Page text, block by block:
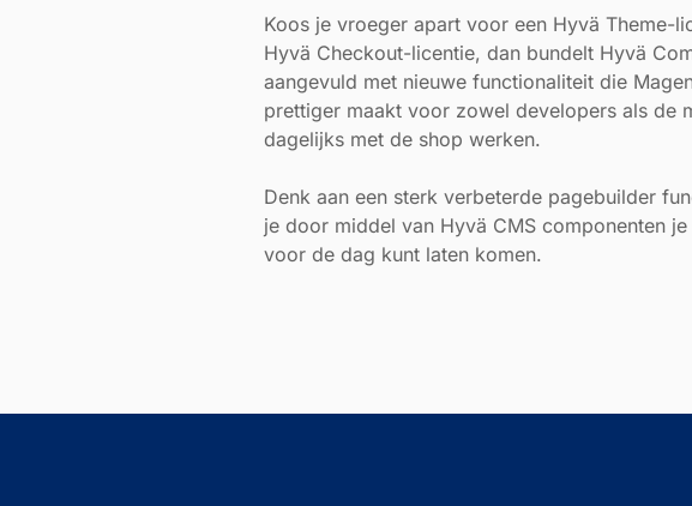
Koos je vroeger apart voor een Hyvä Theme-
Hyvä Checkout-licentie, dan bundelt Hyvä
aangevuld met nieuwe functionaliteit die
prettiger maakt voor zowel developers als de
dagelijks met de shop werken.
Denk aan een sterk verbeterde pagebuilder
je door middel van Hyvä CMS componenten
voor de dag kunt laten komen.